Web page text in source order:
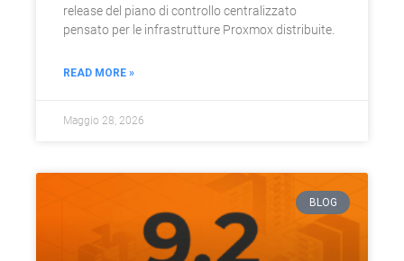
release del piano di controllo centralizzato
pensato per le infrastrutture Proxmox distribuite.
READ MORE »
Maggio 28, 2026
BLOG